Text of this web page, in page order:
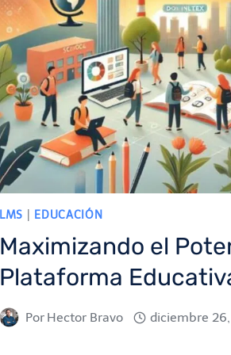
LMS EDUCACIÓN
Maximizando el
Plataforma
Por Hector Bravo diciembre